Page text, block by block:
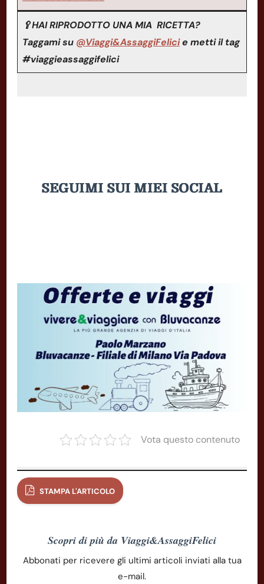
🥄HAI RIPRODOTTO UNA MIA RICETTA?
Taggami su @Viaggi&AssaggiFelicie metti il tag
#viaggieassaggifelici
SEGUIMI SUI MIEI SOCIAL
Vota questo contenuto
STAMPA L'ARTICOLO
Scopri di più da Viaggi&AssaggiFelici
Abbonati per ricevere gli ultimi articoli inviati alla tua
e-mail.